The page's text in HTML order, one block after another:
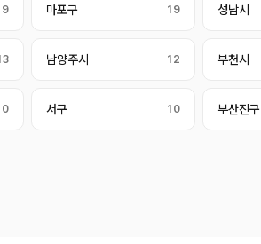
마포구 19 성남시
남양주시 12 부천시
서구 10 부산진구